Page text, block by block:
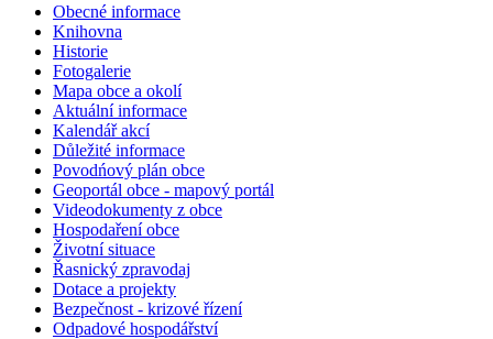
Obecné informace
Knihovna
Historie
Fotogalerie
Mapa obce a okolí
Aktuální informace
Kalendář akcí
Důležité informace
Povodńový plán obce
Geoportál obce - mapový portál
Videodokumenty z obce
Hospodaření obce
Životní situace
Řasnický zpravodaj
Dotace a projekty
Bezpečnost - krizové řízení
Odpadové hospodářství